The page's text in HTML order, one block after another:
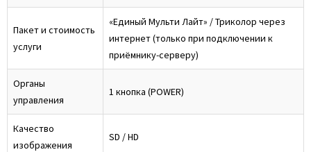
Пакет и стоимость
услуги
«Единый Мульти Лайт» / Триколор через
интернет (только при подключении к
приёмнику-серверу)
Органы
управления
1 кнопка (POWER)
Качество
изображения
SD / HD